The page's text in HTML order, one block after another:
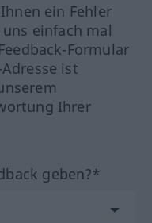
ein Fehler
einfach mal
Formular
ist
Ihrer
geben?*